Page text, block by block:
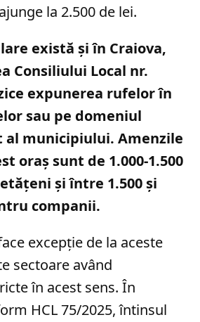
la 2.500 de lei.
există și în Craiova,
Consiliului Local nr.
expunerea rufelor în
sau pe domeniul
al municipiului. Amenzile
oraș sunt de 1.000-1.500
și între 1.500 și
companii.
excepție de la aceste
sectoare având
în acest sens. În
HCL 75/2025, întinsul